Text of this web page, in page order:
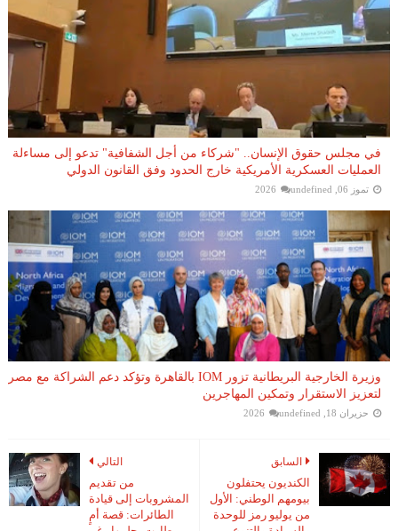
في مجلس حقوق الإنسان.. "شركاء من أجل الشفافية" تدعو إلى مساءلة
العمليات العسكرية الأمريكية خارج الحدود وفق القانون الدولي
تموز 06, 2026 undefined
وزيرة الخارجية البريطانية تزور IOM بالقاهرة وتؤكد دعم الشراكة مع مصر
لتعزيز الاستقرار وتمكين المهاجرين
حزيران 18, 2026 undefined
التالي
من تقديم
المشروبات إلى قيادة
الطائرات: قصة أمٍ
السابق
الكنديون يحتفلون
بيومهم الوطني: الأول
من يوليو رمز للوحدة